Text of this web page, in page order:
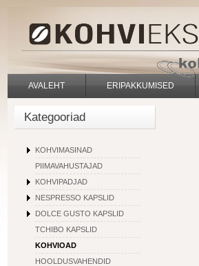
AVALEHT ERIPAKKUMISED
Kategooriad
KOHVIMASINAD
PIIMAVAHUSTAJAD
KOHVIPADJAD
NESPRESSO KAPSLID
DOLCE GUSTO KAPSLID
TCHIBO KAPSLID
KOHVIOAD
HOOLDUSVAHENDID